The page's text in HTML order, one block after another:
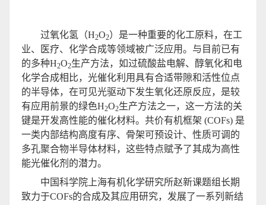
过氧化氢（H2O2）是一种重要的化工原料，在工
业、医疗、化学合成等领域被广泛应用。与目前已有
的多种H2O2生产方法，如过硫酸盐电解、醇氧化和电
化学合成相比，光催化利用具有合适带隙和活性位点
的半导体，在可见光驱动下发生氧化还原反应，是较
有应用前景的绿色H2O2生产方法之一，这一方法的关
键是开发高性能的催化材料。共价有机框架 (COFs) 是
一类内部结构高度有序、骨架可预设计、性质可调的
多孔聚合物半导体材料，这些特点赋予了其成为高性
能光催化剂的潜力。
中国科学院上海有机化学研究所赵新课题组长期
致力于COFs的合成及其应用研究，发展了一系列新结